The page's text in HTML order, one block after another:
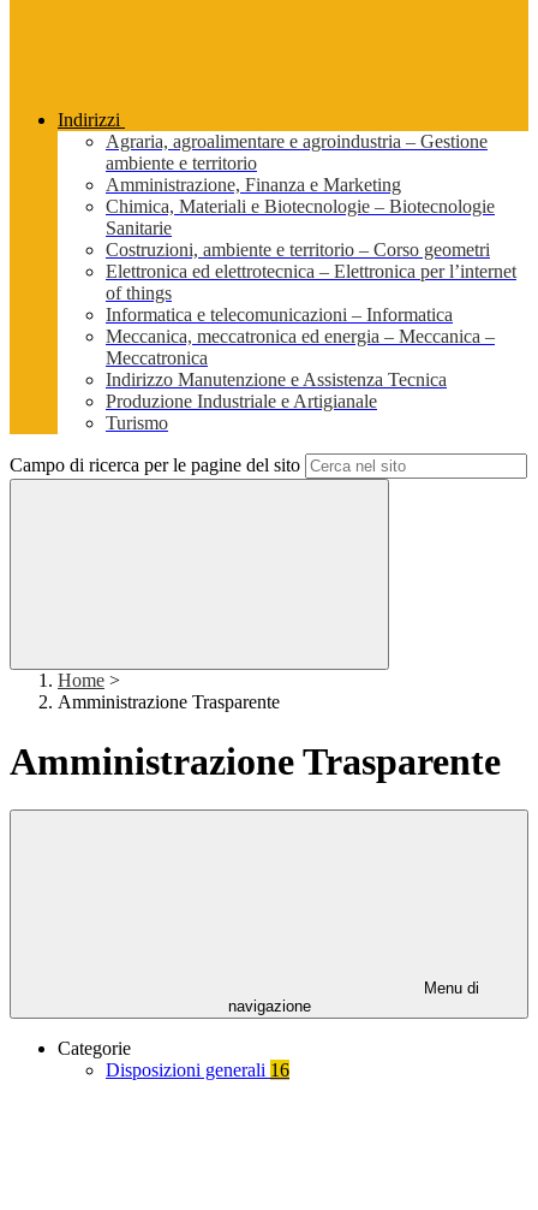
Indirizzi
Agraria, agroalimentare e agroindustria – Gestione
ambiente e territorio
Amministrazione, Finanza e Marketing
Chimica, Materiali e Biotecnologie – Biotecnologie
Sanitarie
Costruzioni, ambiente e territorio – Corso geometri
Elettronica ed elettrotecnica – Elettronica per l’internet
of things
Informatica e telecomunicazioni – Informatica
Meccanica, meccatronica ed energia – Meccanica –
Meccatronica
Indirizzo Manutenzione e Assistenza Tecnica
Produzione Industriale e Artigianale
Turismo
Campo di ricerca per le pagine del sito
Home >
Amministrazione Trasparente
Amministrazione Trasparente
Menu di
navigazione
Categorie
Disposizioni generali 16